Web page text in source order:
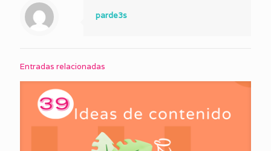
parde3s
Entradas relacionadas